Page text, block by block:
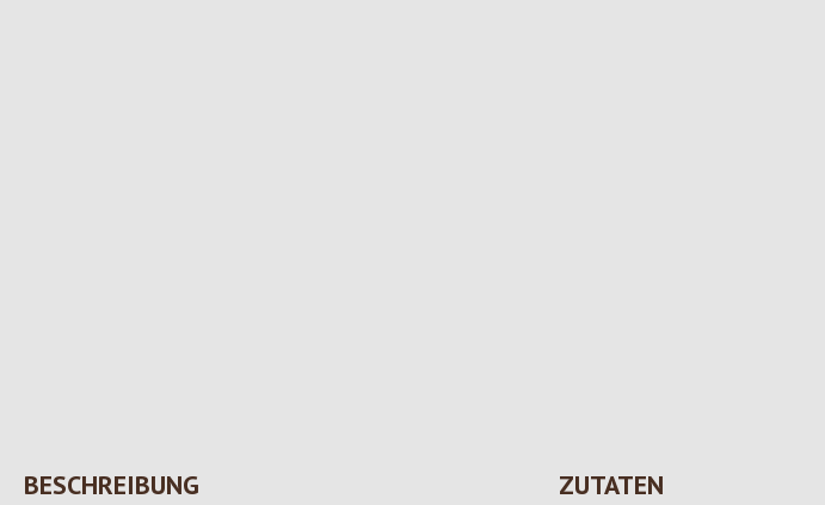
BESCHREIBUNG ZUTATEN